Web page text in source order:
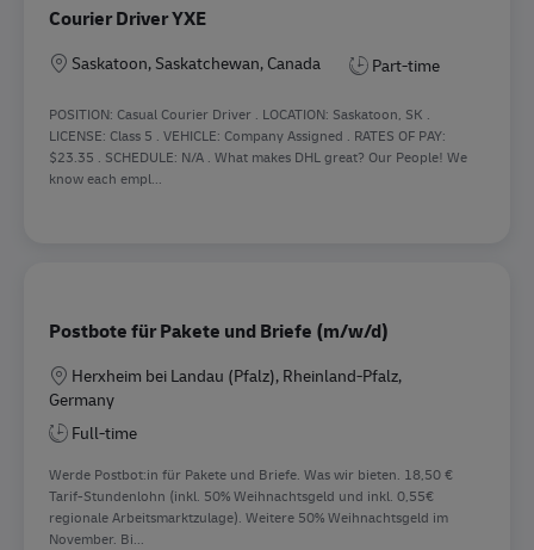
Courier Driver YXE
Location
Saskatoon, Saskatchewan, Canada Part-time
POSITION: Casual Courier Driver . LOCATION: Saskatoon, SK .
LICENSE: Class 5 . VEHICLE: Company Assigned . RATES OF PAY:
$23.35 . SCHEDULE: N/A . What makes DHL great? Our People! We
know each empl...
Postbote für Pakete und Briefe (m/w/d)
Location
Herxheim bei Landau (Pfalz), Rheinland-Pfalz,
Germany
Full-time
Werde Postbot:in für Pakete und Briefe. Was wir bieten. 18,50 €
Tarif-Stundenlohn (inkl. 50% Weihnachtsgeld und inkl. 0,55€
regionale Arbeitsmarktzulage). Weitere 50% Weihnachtsgeld im
November. Bi...